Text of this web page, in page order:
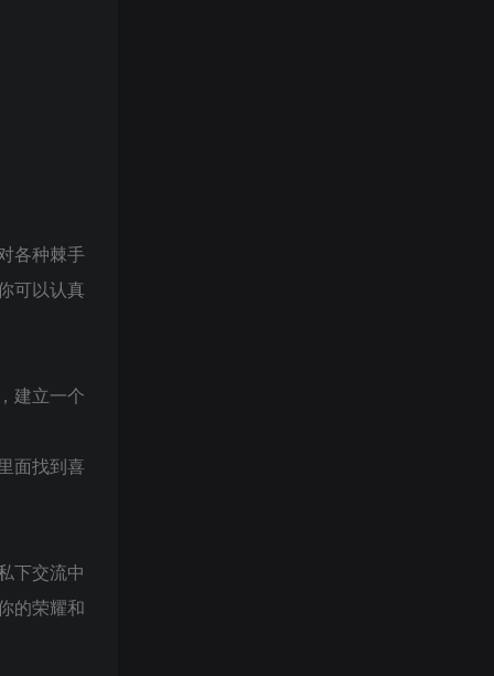
各种棘手
可以认真
建立一个
面找到喜
下交流中
的荣耀和